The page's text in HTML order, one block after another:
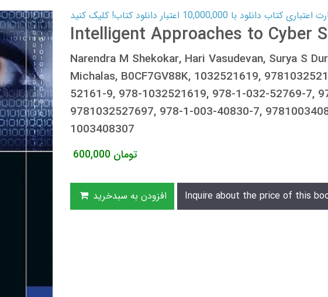
کتاب دانلود با 10,000,000 اعتبار دانلود کتاب! کلیک کنید
Intelligent Approaches to Cyber
Narendra M Shekokar, Hari Vasudevan, Surya S
Michalas, B0CF7GV88K, 1032521619,
52161-9, 978-1032521619, 978-1-032-52769-7,
9781032527697, 978-1-003-40830-7,
1003408307
600,000 تومان
افزودن به سبدخرید Inquire about the price of this